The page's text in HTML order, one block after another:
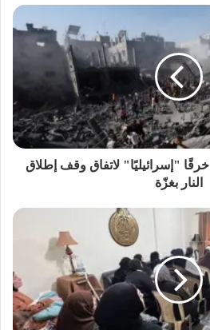
الإعلام الحكومي: 1,520 خرقًا "إسرائيليًا" لاتفاق وقف إطلاق
النار بغزّة